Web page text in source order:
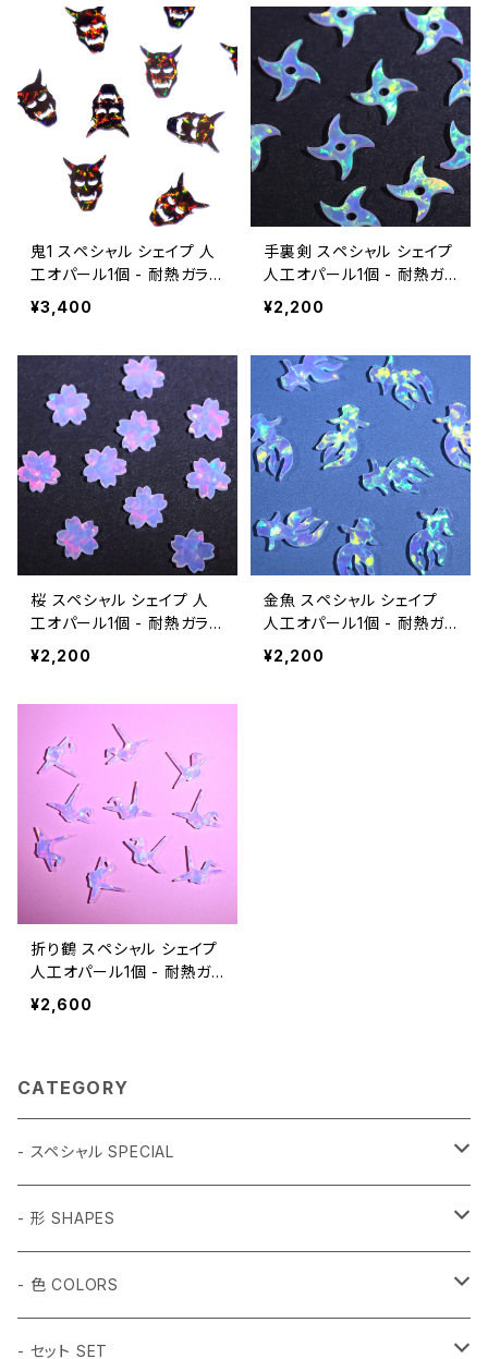
鬼1 スペシャル シェイプ 人
工オパール1個 - 耐熱ガラス
/ ボロシリケイトガラス（CO
E33）専用
¥3,400
手裏剣 スペシャル シェイプ
人工オパール1個 - 耐熱ガ
ラス / ボロシリケイトガラス
（COE33）専用
¥2,200
桜 スペシャル シェイプ 人
工オパール1個 - 耐熱ガラス
/ ボロシリケイトガラス（CO
E33）専用
¥2,200
金魚 スペシャル シェイプ
人工オパール1個 - 耐熱ガ
ラス / ボロシリケイトガラス
（COE33）専用
¥2,200
折り鶴 スペシャル シェイプ
人工オパール1個 - 耐熱ガ
ラス / ボロシリケイトガラス
（COE33）専用
¥2,600
CATEGORY
- スペシャル SPECIAL
和柄 Japanese
折り鶴 Origami
鳥居 Torii Gate
植物 Plant
桜 Sakura
動物 Animal
- 形 SHAPES
- 球体 SPHERES
2mm
タンブル Tumbled
- 色 COLORS
#1 ホワイト White
- セット SET